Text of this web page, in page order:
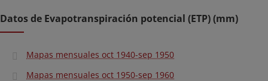
Datos de Evapotranspiración potencial (ETP) (mm)
Mapas mensuales oct 1940-sep 1950
Mapas mensuales oct 1950-sep 1960